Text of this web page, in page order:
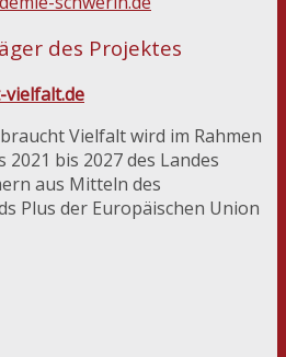
des Projektes
Vielfalt wird im Rahmen
2021 bis 2027 des Landes
aus Mitteln des
Plus der Europäischen Union